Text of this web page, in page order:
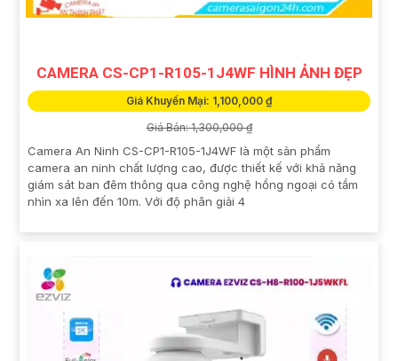
CAMERA CS-CP1-R105-1J4WF HÌNH ẢNH ĐẸP
Giá Khuyến Mại: 1,100,000 ₫
Giá Bán: 1,300,000 ₫
Camera An Ninh CS-CP1-R105-1J4WF là một sản phẩm
camera an ninh chất lượng cao, được thiết kế với khả năng
giám sát ban đêm thông qua công nghệ hồng ngoại có tầm
nhìn xa lên đến 10m. Với độ phân giải 4